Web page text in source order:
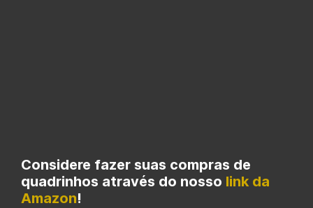
Considere fazer suas compras de
quadrinhos através do nosso link da
Amazon!